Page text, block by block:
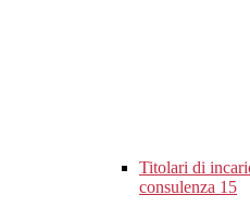
Titolari di
consulenza 15